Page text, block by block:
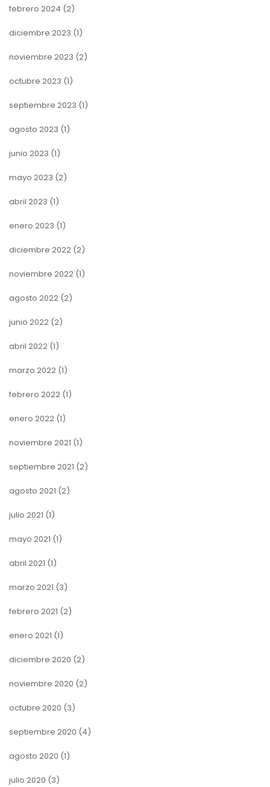
febrero 2024 (2)
diciembre 2023 (1)
noviembre 2023 (2)
octubre 2023 (1)
septiembre 2023 (1)
agosto 2023 (1)
junio 2023 (1)
mayo 2023 (2)
abril 2023 (1)
enero 2023 (1)
diciembre 2022 (2)
noviembre 2022 (1)
agosto 2022 (2)
junio 2022 (2)
abril 2022 (1)
marzo 2022 (1)
febrero 2022 (1)
enero 2022 (1)
noviembre 2021 (1)
septiembre 2021 (2)
agosto 2021 (2)
julio 2021 (1)
mayo 2021 (1)
abril 2021 (1)
marzo 2021 (3)
febrero 2021 (2)
enero 2021 (1)
diciembre 2020 (2)
noviembre 2020 (2)
octubre 2020 (3)
septiembre 2020 (4)
agosto 2020 (1)
julio 2020 (3)